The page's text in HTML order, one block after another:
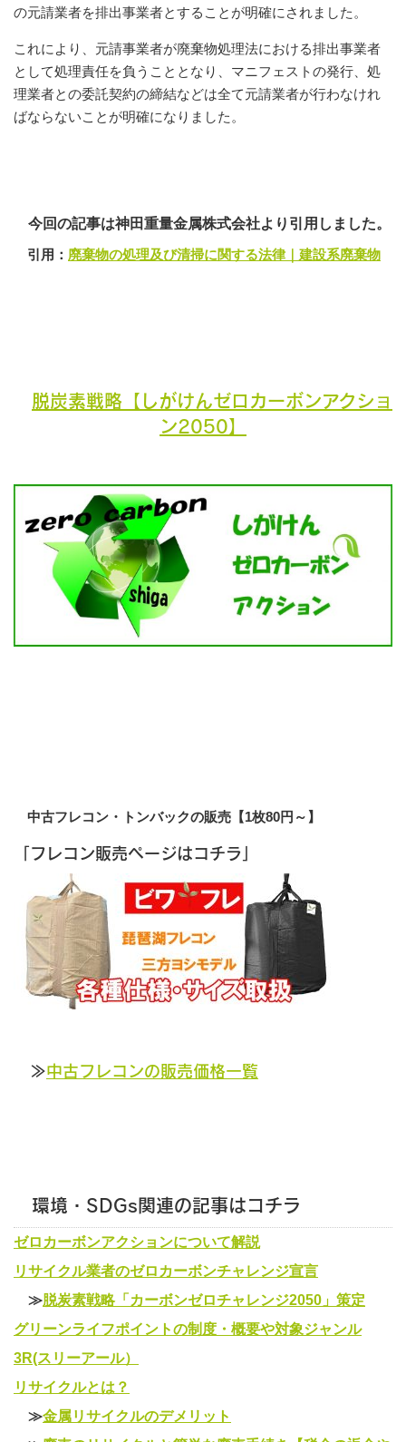
の元請業者を排出事業者とすることが明確にされました。
これにより、元請事業者が廃棄物処理法における排出事業者
として処理責任を負うこととなり、マニフェストの発行、処
理業者との委託契約の締結などは全て元請業者が行わなけれ
ばならないことが明確になりました。
今回の記事は神田重量金属株式会社より引用しました。
引用： 廃棄物の処理及び清掃に関する法律｜建設系廃棄物
脱炭素戦略【しがけんゼロカーボンアクショ
ン2050】
中古フレコン・トンバックの販売【1枚80円～】
「フレコン販売ページはコチラ」
≫中古フレコンの販売価格一覧
環境・SDGs関連の記事はコチラ
ゼロカーボンアクションについて解説
リサイクル業者のゼロカーボンチャレンジ宣言
≫脱炭素戦略「カーボンゼロチャレンジ2050」策定
グリーンライフポイントの制度・概要や対象ジャンル
3R(スリーアール）
リサイクルとは？
≫金属リサイクルのデメリット